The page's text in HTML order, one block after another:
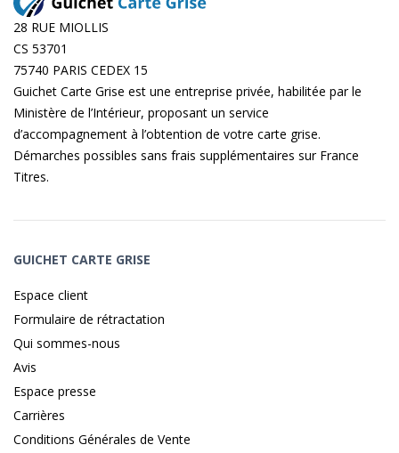
28 RUE MIOLLIS
CS 53701
75740 PARIS CEDEX 15
Guichet Carte Grise est une entreprise privée, habilitée par le
Ministère de l’Intérieur, proposant un service
d’accompagnement à l’obtention de votre carte grise.
Démarches possibles sans frais supplémentaires sur France
Titres.
GUICHET CARTE GRISE
Espace client
Formulaire de rétractation
Qui sommes-nous
Avis
Espace presse
Carrières
Conditions Générales de Vente